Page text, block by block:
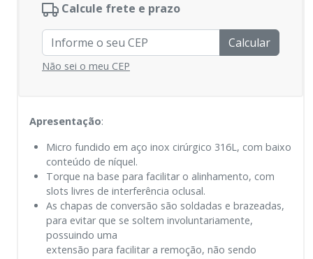
Calcule frete e prazo
Calcular
Não sei o meu CEP
Apresentação:
Micro fundido em aço inox cirúrgico 316L, com baixo
conteúdo de níquel.
Torque na base para facilitar o alinhamento, com
slots livres de interferência oclusal.
As chapas de conversão são soldadas e brazeadas,
para evitar que se soltem involuntariamente,
possuindo uma
extensão para facilitar a remoção, não sendo